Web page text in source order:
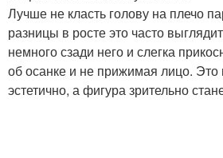
Лучше не класть голову на плечо
разницы в росте это часто
немного сзади него и слегка
об осанке и не прижимая лицо. Это
эстетично, а фигура зрительно